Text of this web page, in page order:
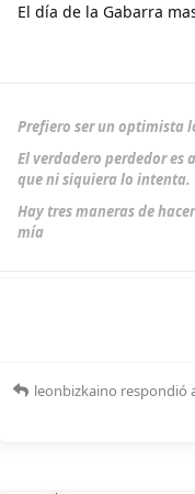
El día de la Gabarra
Prefiero ser un optimista
El verdadero perdedor es
que ni siquiera lo intenta.
Hay tres maneras de
mía
leonbizkaino respondió